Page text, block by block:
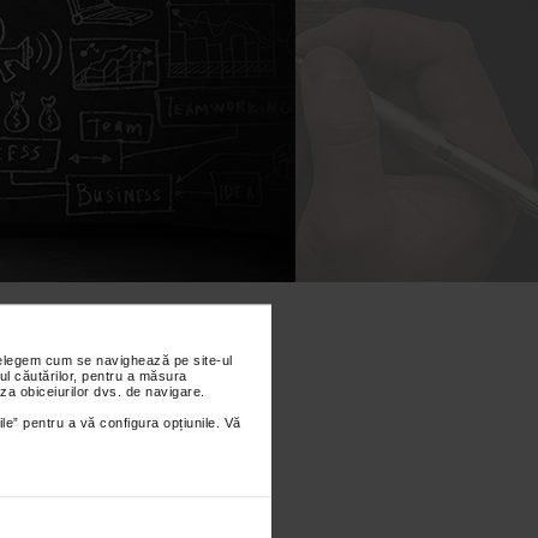
cum se navighează pe site-ul
căutărilor, pentru a măsura
obiceiurilor dvs. de navigare.
pentru a vă configura opțiunile. Vă
CAPACITATE ADMINISTRATIVA